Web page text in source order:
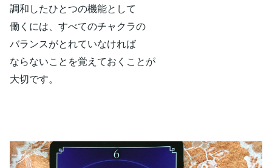
調和したひとつの機能として
働くには、すべてのチャクラの
バランスがとれていなければ
ならないことを覚えておくことが
大切です。